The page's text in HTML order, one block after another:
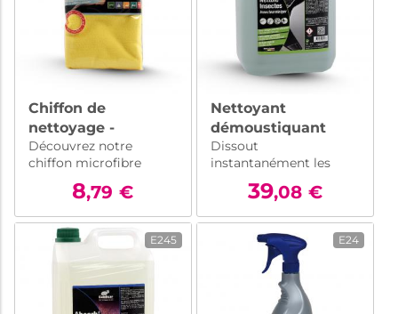
Chiffon de
nettoyage -
Microfibre
professionnelle
50x70cm
Découvrez notre
chiffon microfibre
professionnelle 50x70
cm : idéal pour un
nettoyage en
profondeur de votre
véhicule. Efficace et
résistant, il élimine
toutes les saletés avec
facilité.
8,79 €
Nettoyant
démoustiquant
pour carrosserie - 5
l
Dissout
instantanément les
insectes séchés et
recuits au soleil
39,08 €
E245 E24